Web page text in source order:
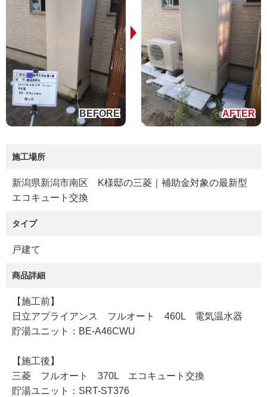
施工場所
新潟県新潟市南区 K様邸の三菱｜補助金対象の最新型
エコキュート交換
タイプ
戸建て
商品詳細
【施工前】
日立アプライアンス フルオート 460L 電気温水器
貯湯ユニット：BE-A46CWU
【施工後】
三菱 フルオート 370L エコキュート交換
貯湯ユニット：SRT-ST376